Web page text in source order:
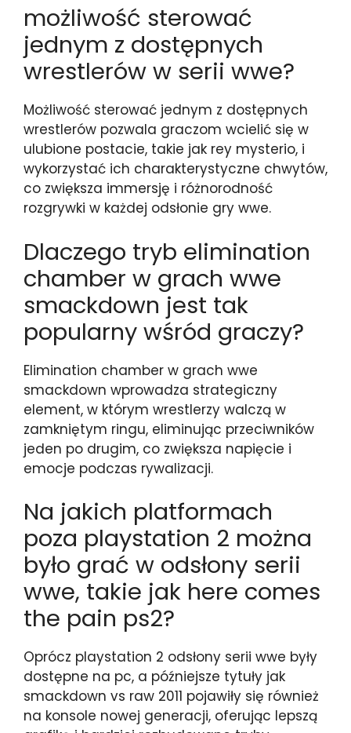
możliwość sterować
jednym z dostępnych
wrestlerów w serii wwe?
Możliwość sterować jednym z dostępnych
wrestlerów pozwala graczom wcielić się w
ulubione postacie, takie jak rey mysterio, i
wykorzystać ich charakterystyczne chwytów,
co zwiększa immersję i różnorodność
rozgrywki w każdej odsłonie gry wwe.
Dlaczego tryb elimination
chamber w grach wwe
smackdown jest tak
popularny wśród graczy?
Elimination chamber w grach wwe
smackdown wprowadza strategiczny
element, w którym wrestlerzy walczą w
zamkniętym ringu, eliminując przeciwników
jeden po drugim, co zwiększa napięcie i
emocje podczas rywalizacji.
Na jakich platformach
poza playstation 2 można
było grać w odsłony serii
wwe, takie jak here comes
the pain ps2?
Oprócz playstation 2 odsłony serii wwe były
dostępne na pc, a późniejsze tytuły jak
smackdown vs raw 2011 pojawiły się również
na konsole nowej generacji, oferując lepszą